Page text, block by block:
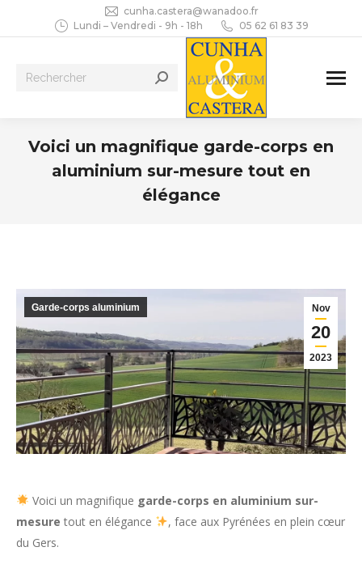
cunha.castera@wanadoo.fr
Lundi – Vendredi - 9h - 18h
05 62 61 83 39
Recherche
Voici un magnifique garde-corps en
aluminium sur-mesure tout en
élégance
Nov
20
2023
Garde-corps aluminium
Voici un magnifique garde-corps en aluminium sur-
mesure tout en élégance
, face aux Pyrénées en plein cœur
du Gers.